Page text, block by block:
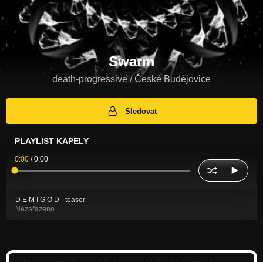
Swarm
death-progressive / České Budějovice
Sledovat
PLAYLIST KAPELY
0:00 /0:00
D E M I G O D - teaser
Nezařazeno